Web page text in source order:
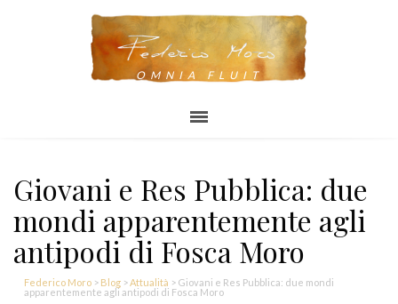
OMNIA FLUIT
Giovani e Res Pubblica: due
mondi apparentemente agli
antipodi di Fosca Moro
Federico Moro > Blog >Attualità > Giovani e Res Pubblica: due mondi
apparentemente agli antipodi di Fosca Moro